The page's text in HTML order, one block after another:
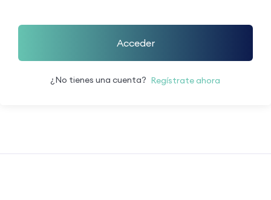
Acceder
¿No tienes una cuenta? Regístrate ahora